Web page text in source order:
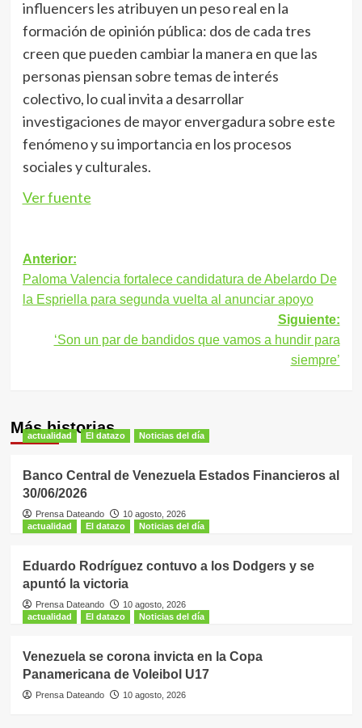
influencers les atribuyen un peso real en la
formación de opinión pública: dos de cada tres
creen que pueden cambiar la manera en que las
personas piensan sobre temas de interés
colectivo, lo cual invita a desarrollar
investigaciones de mayor envergadura sobre este
fenómeno y su importancia en los procesos
sociales y culturales.
Ver fuente
Navegación
de
entradas
Anterior:
Paloma Valencia fortalece candidatura de Abelardo De
la Espriella para segunda vuelta al anunciar apoyo
Siguiente:
‘Son un par de bandidos que vamos a hundir para
siempre’
Más historias
actualidad El datazo Noticias del día
Banco Central de Venezuela Estados Financieros al
30/06/2026
Prensa Dateando
10 agosto, 2026
actualidad
El datazo Noticias del día
Eduardo Rodríguez contuvo a los Dodgers y se
apuntó la victoria
Prensa Dateando
10 agosto, 2026
actualidad
El datazo Noticias del día
Venezuela se corona invicta en la Copa
Panamericana de Voleibol U17
Prensa Dateando 10 agosto, 2026